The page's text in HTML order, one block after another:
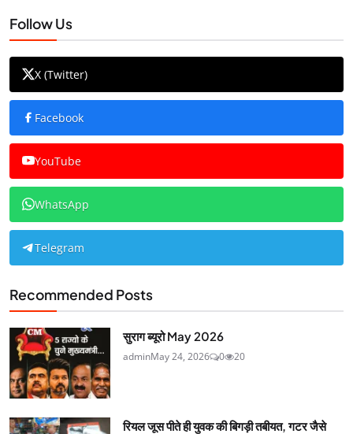
Follow Us
X (Twitter)
Facebook
YouTube
WhatsApp
Telegram
Recommended Posts
सुराग ब्यूरो May 2026
adminMay 24, 2026 0 20
रियल जूस पीते ही युवक की बिगड़ी तबीयत, गटर जैसे